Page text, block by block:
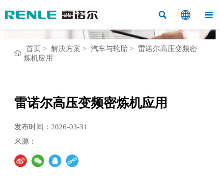
  
首页> 解决方案 > 汽车与轮胎> 雷诺尔高压变频密
炼机应用
雷诺尔高压变频密炼机应用
发布时间：2026-03-31
来源：